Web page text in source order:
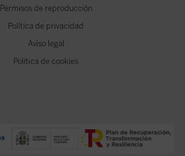
Permisos de reproducción
Política de privacidad
Aviso legal
Política de cookies